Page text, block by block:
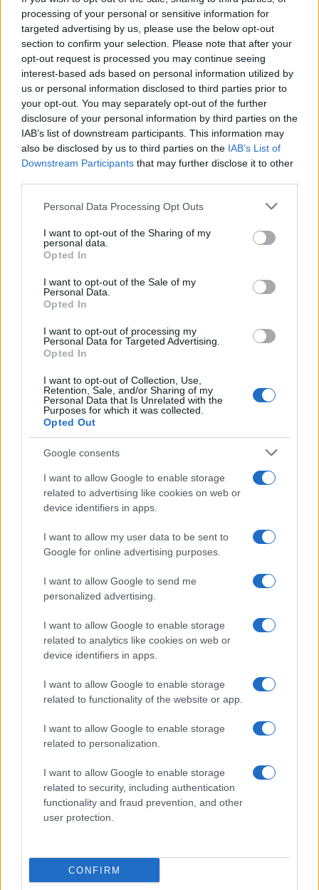
processing of your personal or sensitive information for
targeted advertising by us, please use the below opt-out
section to confirm your selection. Please note that after your
opt-out request is processed you may continue seeing
interest-based ads based on personal information utilized by
us or personal information disclosed to third parties prior to
your opt-out. You may separately opt-out of the further
disclosure of your personal information by third parties on the
IAB’s list of downstream participants. This information may
also be disclosed by us to third parties on the IAB’s List of
Downstream Participants that may further disclose it to other
Please note that this website/app uses one or more Google
not limited to your visit or usage behaviour. You may click to
grant or deny consent to Google and its third-party tags to
use your data for below specified purposes in below Google
consent section.
Personal Data Processing Opt Outs
I want to opt-out of the Sharing of my
personal data.
Opted In
I want to opt-out of the Sale of my
Personal Data.
Opted In
I want to opt-out of processing my
Personal Data for Targeted Advertising.
Opted In
I want to opt-out of Collection, Use,
Retention, Sale, and/or Sharing of my
Personal Data that Is Unrelated with the
Purposes for which it was collected.
Opted Out
Google consents
I want to allow Google to enable storage
related to advertising like cookies on web or
device identifiers in apps.
I want to allow my user data to be sent to
Google for online advertising purposes.
I want to allow Google to send me
personalized advertising.
I want to allow Google to enable storage
related to analytics like cookies on web or
device identifiers in apps.
I want to allow Google to enable storage
related to functionality of the website or app.
I want to allow Google to enable storage
related to personalization.
I want to allow Google to enable storage
related to security, including authentication
functionality and fraud prevention, and other
user protection.
CONFIRM
riferimento per un futuro sostenibile e prospero nel
settore del cloud.
AUTORE
Linda Pellegrini
Linda Pellegrini ha raccontato da Genova il
processo di riconversione dell'ex area
portuale entrando in Comune per un'intervista
decisiva; è caporedattore con responsabilità
sulle rubriche storiche e propone in
redazione inchieste su memoria locale.
un archivio di fotografie d'epoca della città.
Continua a leggere
B2B NEWS